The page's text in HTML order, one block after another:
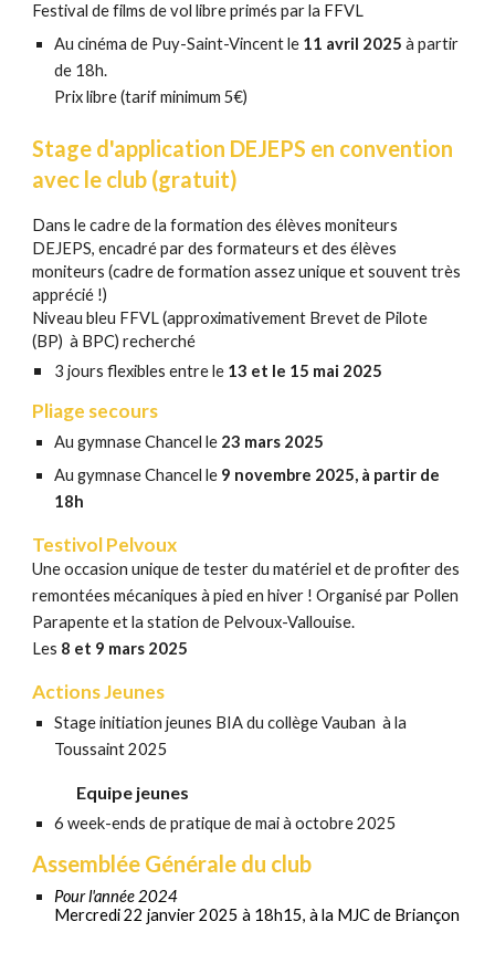
Festival de films de vol libre primés par la FFVL
Au cinéma de Puy-Saint-Vincent le 11 avril 2025 à partir
de 18h.
Prix libre (tarif minimum 5€)
Stage d'application DEJEPS en convention
avec le club (gratuit)
Dans le cadre de la formation des élèves moniteurs
DEJEPS, encadré par des formateurs et des élèves
moniteurs (cadre de formation assez unique et souvent très
apprécié !)
Niveau bleu FFVL (approximativement Brevet de Pilote
(BP) à BPC) recherché
3 jours flexibles entre le 13 et le 15 mai 2025
Pliage secours
Au gymnase Chancel le 23 mars 2025
Au gymnase Chancel le 9 novembre 2025, à partir de
18h
Testivol Pelvoux
Une occasion unique de tester du matériel et de profiter des
remontées mécaniques à pied en hiver ! Organisé par Pollen
Parapente et la station de Pelvoux-Vallouise.
Les 8 et 9 mars 2025
ActionsJeunes
Stage initiation jeunes BIA du collège Vaubanà la
Toussaint 2025
Equipe jeunes
6 week-ends de pratique de mai à octobre 2025
Assemblée Générale du club
Pour l'année 2024
Mercredi 22 janvier 2025 à 18h15, à la MJC de Briançon